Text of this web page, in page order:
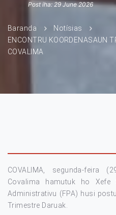
Post iha: 29 June 2026
Baranda
Notísias
ENCONTRU KOORDENASAUN
COVALIMA
COVALIMA, segunda-feira
Covalima hamutuk ho Xefe
Administrativu (FPA) husi
Trimestre Daruak.